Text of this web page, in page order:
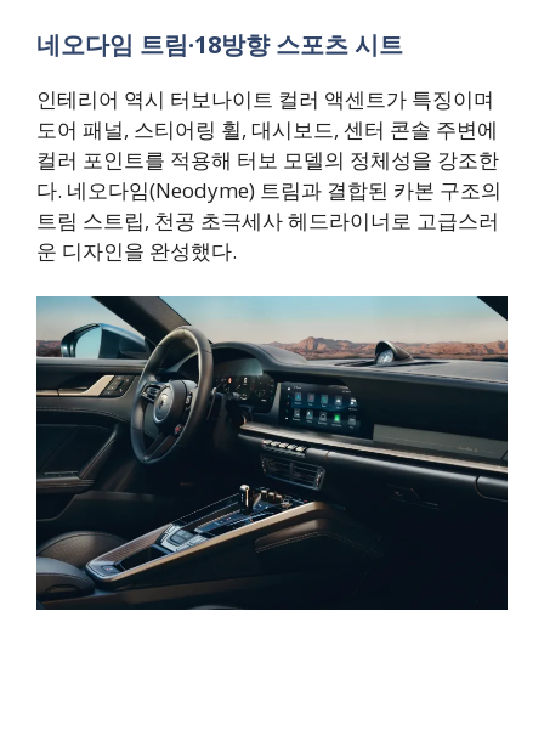
네오다임 트림·18방향 스포츠 시트
인테리어 역시 터보나이트 컬러 액센트가 특징이며
도어 패널, 스티어링 휠, 대시보드, 센터 콘솔 주변에
컬러 포인트를 적용해 터보 모델의 정체성을 강조한
다. 네오다임(Neodyme) 트림과 결합된 카본 구조의
트림 스트립, 천공 초극세사 헤드라이너로 고급스러
운 디자인을 완성했다.